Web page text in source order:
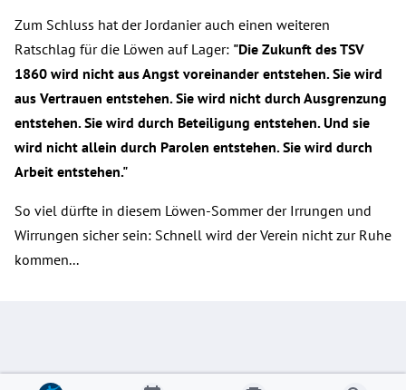
Zum Schluss hat der Jordanier auch einen weiteren
Ratschlag für die Löwen auf Lager: "Die Zukunft des TSV
1860 wird nicht aus Angst voreinander entstehen. Sie wird
aus Vertrauen entstehen. Sie wird nicht durch Ausgrenzung
entstehen. Sie wird durch Beteiligung entstehen. Und sie
wird nicht allein durch Parolen entstehen. Sie wird durch
Arbeit entstehen."
So viel dürfte in diesem Löwen-Sommer der Irrungen und
Wirrungen sicher sein: Schnell wird der Verein nicht zur Ruhe
kommen...